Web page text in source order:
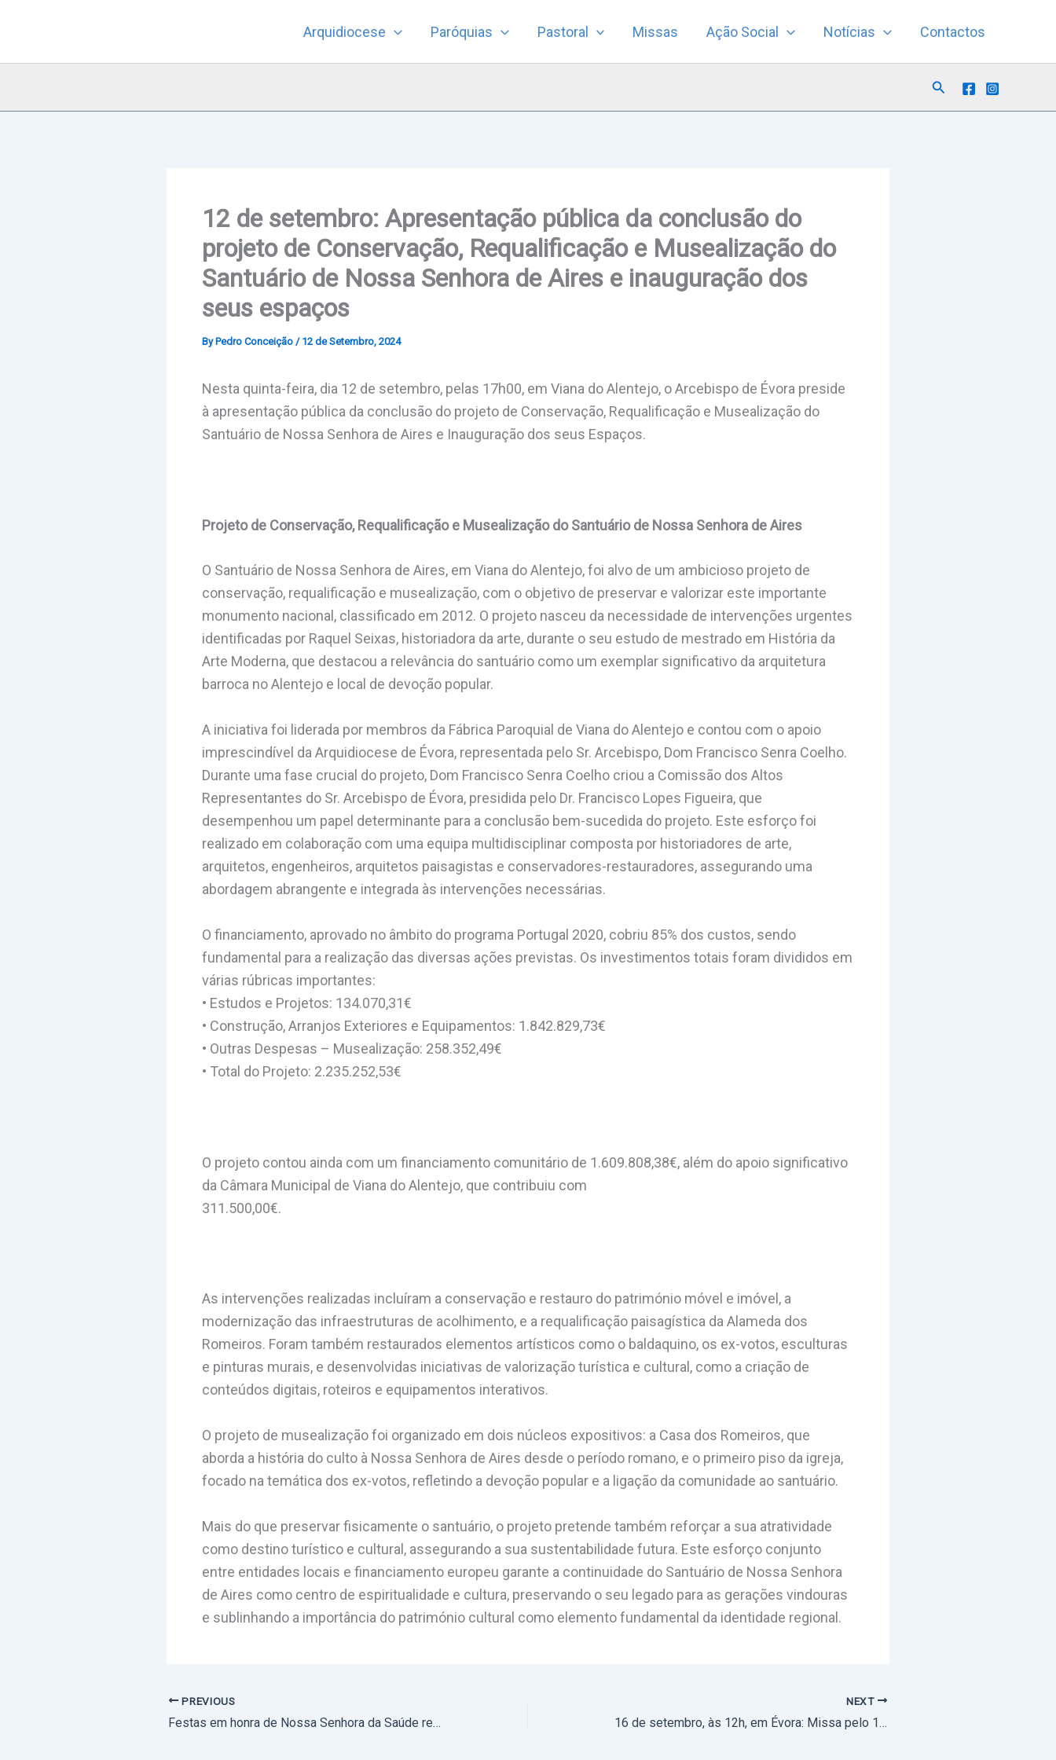
Arquidiocese Paróquias Pastoral Missas Ação Social Notícias Contactos
Search
12 de setembro: Apresentação pública da conclusão do
projeto de Conservação, Requalificação e Musealização do
Santuário de Nossa Senhora de Aires e inauguração dos
seus espaços
By Pedro Conceição / 12 de Setembro, 2024
Nesta quinta-feira, dia 12 de setembro, pelas 17h00, em Viana do Alentejo, o Arcebispo de Évora preside
à apresentação pública da conclusão do projeto de Conservação, Requalificação e Musealização do
Santuário de Nossa Senhora de Aires e Inauguração dos seus Espaços.
Projeto de Conservação, Requalificação e Musealização do Santuário de Nossa Senhora de Aires
O Santuário de Nossa Senhora de Aires, em Viana do Alentejo, foi alvo de um ambicioso projeto de
conservação, requalificação e musealização, com o objetivo de preservar e valorizar este importante
monumento nacional, classificado em 2012. O projeto nasceu da necessidade de intervenções urgentes
identificadas por Raquel Seixas, historiadora da arte, durante o seu estudo de mestrado em História da
Arte Moderna, que destacou a relevância do santuário como um exemplar significativo da arquitetura
barroca no Alentejo e local de devoção popular.
A iniciativa foi liderada por membros da Fábrica Paroquial de Viana do Alentejo e contou com o apoio
imprescindível da Arquidiocese de Évora, representada pelo Sr. Arcebispo, Dom Francisco Senra Coelho.
Durante uma fase crucial do projeto, Dom Francisco Senra Coelho criou a Comissão dos Altos
Representantes do Sr. Arcebispo de Évora, presidida pelo Dr. Francisco Lopes Figueira, que
desempenhou um papel determinante para a conclusão bem-sucedida do projeto. Este esforço foi
realizado em colaboração com uma equipa multidisciplinar composta por historiadores de arte,
arquitetos, engenheiros, arquitetos paisagistas e conservadores-restauradores, assegurando uma
abordagem abrangente e integrada às intervenções necessárias.
O financiamento, aprovado no âmbito do programa Portugal 2020, cobriu 85% dos custos, sendo
fundamental para a realização das diversas ações previstas. Os investimentos totais foram divididos em
várias rúbricas importantes:
• Estudos e Projetos: 134.070,31€
• Construção, Arranjos Exteriores e Equipamentos: 1.842.829,73€
• Outras Despesas – Musealização: 258.352,49€
• Total do Projeto: 2.235.252,53€
O projeto contou ainda com um financiamento comunitário de 1.609.808,38€, além do apoio significativo
da Câmara Municipal de Viana do Alentejo, que contribuiu com
311.500,00€.
As intervenções realizadas incluíram a conservação e restauro do património móvel e imóvel, a
modernização das infraestruturas de acolhimento, e a requalificação paisagística da Alameda dos
Romeiros. Foram também restaurados elementos artísticos como o baldaquino, os ex-votos, esculturas
e pinturas murais, e desenvolvidas iniciativas de valorização turística e cultural, como a criação de
conteúdos digitais, roteiros e equipamentos interativos.
O projeto de musealização foi organizado em dois núcleos expositivos: a Casa dos Romeiros, que
aborda a história do culto à Nossa Senhora de Aires desde o período romano, e o primeiro piso da igreja,
focado na temática dos ex-votos, refletindo a devoção popular e a ligação da comunidade ao santuário.
Mais do que preservar fisicamente o santuário, o projeto pretende também reforçar a sua atratividade
como destino turístico e cultural, assegurando a sua sustentabilidade futura. Este esforço conjunto
entre entidades locais e financiamento europeu garante a continuidade do Santuário de Nossa Senhora
de Aires como centro de espiritualidade e cultura, preservando o seu legado para as gerações vindouras
e sublinhando a importância do património cultural como elemento fundamental da identidade regional.
PREVIOUS
Festas em honra de Nossa Senhora da Saúde realizaram-se em Évora (com fotos)
NEXT
16 de setembro, às 12h, em Évora: Missa pelo 103.º aniversário de nascimento de D. Maria Teresa Eugénio de Almeida